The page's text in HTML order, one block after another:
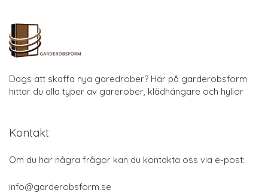
Dags att skaffa nya garedrober? Här på garderobsform
hittar du alla typer av garerober, klädhängare och hyllor
Kontakt
Om du har några frågor kan du kontakta oss via e-post:
info@garderobsform.se